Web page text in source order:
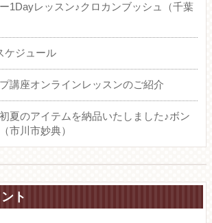
1Dayレッスン♪クロカンブッシュ（千葉
ケジュール
講座オンラインレッスンのご紹介
初夏のアイテムを納品いたしました♪ボン
市川市妙典）
ト